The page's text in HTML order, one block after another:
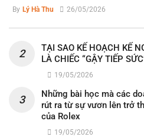
By Lý Hà Thu 26/05/2026
TẠI SAO KẾ HOẠCH KẾ
LÀ CHIẾC “GẬY TIẾP
19/05/2026
Những bài học mà các
rút ra từ sự vươn lên trở
của Rolex
19/05/2026